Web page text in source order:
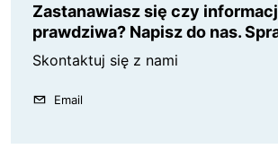
Zastanawiasz się czy
prawdziwa? Napisz do nas.
Skontaktuj się z nami
Email